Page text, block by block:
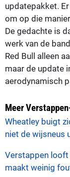
updatepakket.
om op die
De gedachte is
werk van de
Red Bull alleen
maar de update
aerodynamisch
Meer
Wheatley buigt
niet de wijsneus
Verstappen looft
maakt weinig